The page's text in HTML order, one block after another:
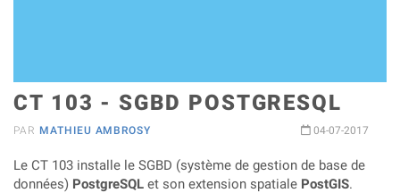
CT 103 - SGBD POSTGRESQL
PAR MATHIEU AMBROSY 04-07-2017
Le CT 103 installe le SGBD (système de gestion de base de
données) PostgreSQL et son extension spatiale PostGIS.